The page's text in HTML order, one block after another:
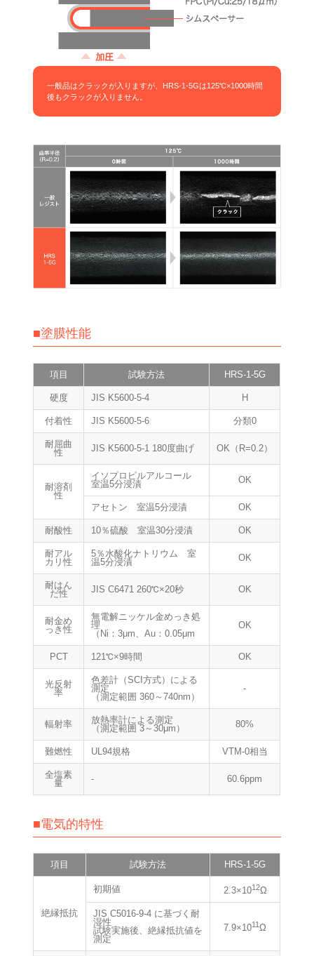
一般品はクラックが入りますが、HRS-1-5Gは125℃×1000時間
後もクラックが入りません。
■塗膜性能
項目 試験方法 HRS-1-5G
硬度 JIS K5600-5-4 H
付着性 JIS K5600-5-6 分類0
耐屈曲
性
JIS K5600-5-1 180度曲げ OK（R=0.2）
耐溶剤
性
イソプロピルアルコール
室温5分浸漬
OK
アセトン 室温5分浸漬 OK
耐酸性 10％硫酸 室温30分浸漬 OK
耐アル
カリ性
5％水酸化ナトリウム 室
温5分浸漬
OK
耐はん
だ性
JIS C6471 260℃×20秒 OK
耐金め
っき性
無電解ニッケル金めっき処
理
（Ni：3μm、Au：0.05μm
OK
PCT 121℃×9時間 OK
光反射
率
色差計（SCI方式）による
測定
（測定範囲 360～740nm）
-
輻射率
放熱率計による測定
（測定範囲 3～30μm）
80%
難燃性 UL94規格 VTM-0相当
全塩素
量
- 60.6ppm
■電気的特性
項目 試験方法 HRS-1-5G
絶縁抵抗
初期値 2.3×1012Ω
JIS C5016-9-4 に基づく耐
湿性
試験実施後、絶縁抵抗値を
測定
7.9×1011Ω